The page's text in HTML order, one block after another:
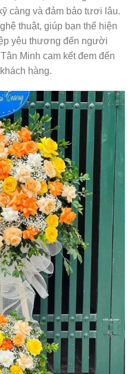
càng và đảm bảo tươi lâu.
thuật, giúp bạn thể hiện
yêu thương đến người
Minh cam kết đem đến
hàng.